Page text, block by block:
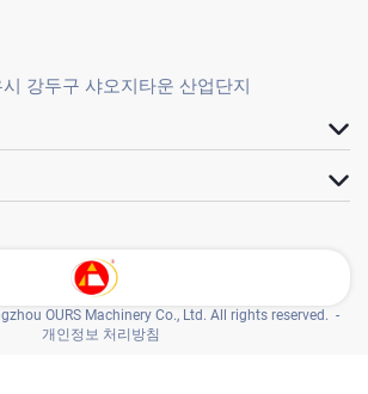
강두구 샤오지타운 산업단지
OURS Machinery Co., Ltd. All rights reserved. -
개인정보 처리방침